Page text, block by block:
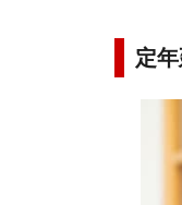
定